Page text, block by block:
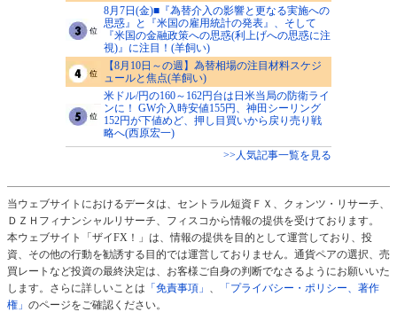
8月7日(金)■『為替介入の影響と更なる実施への
思惑』と『米国の雇用統計の発表』、そして
『米国の金融政策への思惑(利上げへの思惑に注
視)』に注目！(羊飼い)
【8月10日～の週】為替相場の注目材料スケジ
ュールと焦点(羊飼い)
米ドル/円の160～162円台は日米当局の防衛ライ
ンに！ GW介入時安値155円、神田シーリング
152円が下値めど、押し目買いから戻り売り戦
略へ(西原宏一)
>>人気記事一覧を見る
当ウェブサイトにおけるデータは、セントラル短資ＦＸ、クォンツ・リサーチ、
ＤＺＨフィナンシャルリサーチ、フィスコから情報の提供を受けております。
本ウェブサイト「ザイFX！」は、情報の提供を目的として運営しており、投
資、その他の行動を勧誘する目的では運営しておりません。通貨ペアの選択、売
買レートなど投資の最終決定は、お客様ご自身の判断でなさるようにお願いいた
します。さらに詳しいことは 「免責事項」 、
「プライバシー・ポリシー、著作
権」 のページをご確認ください。